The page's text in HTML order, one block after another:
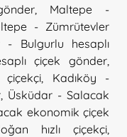
Maltepe -
- Zümrütevler
- Bulgurlu hesaplı
çiçek gönder
Kadıköy -
, Üsküdar - Salacak
ekonomik çiçek
hızlı çiçekçi